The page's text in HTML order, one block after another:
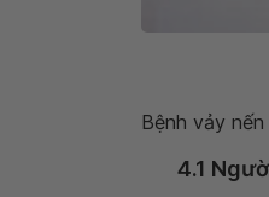
Bệnh vảy
4.1